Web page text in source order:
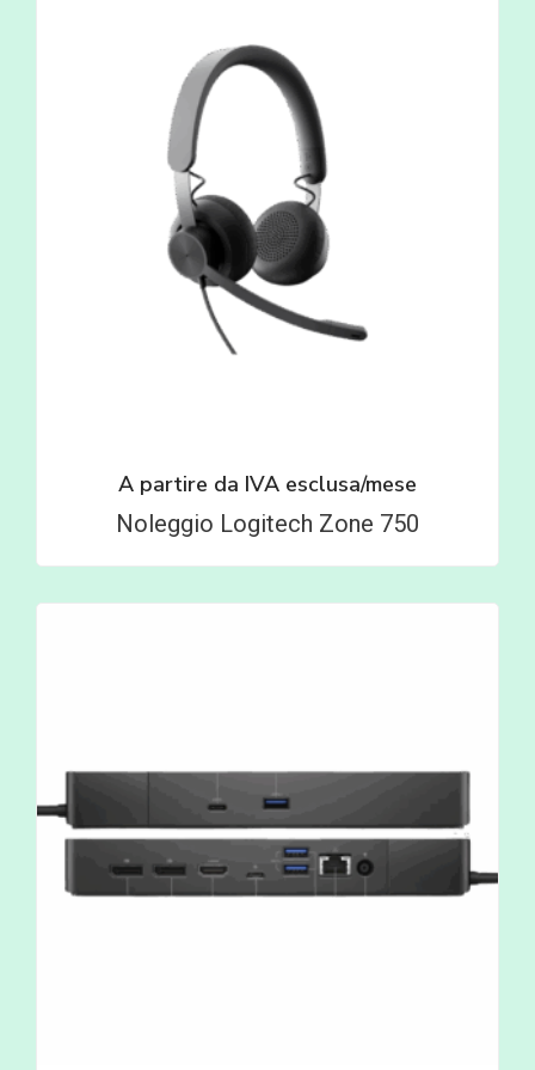
A partire da IVA esclusa/mese
Noleggio Logitech Zone 750